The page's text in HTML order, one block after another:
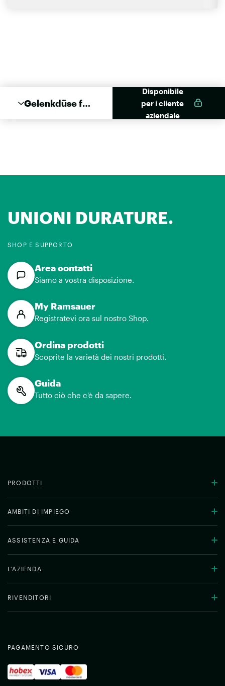
Gelenkdüse für
Disponibile
per i cliente
aziendale
UNIONI DURATURE.
SHOP E SUPPORTO
Area contatti
Siamo a vostra disposizione.
My Ramsauer
Registratevi ora sul nostro Shop.
Ordina prodotti
Scoprite la varietà dei nostri prodotti.
Guida
Tutto ciò che c'è da sapere.
PRODOTTI
AMBITI DI IMPIEGO
ASSISTENZA E GUIDA
L'AZIENDA
RIVENDITORI
PAGAMENTO SICURO